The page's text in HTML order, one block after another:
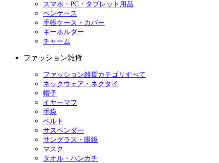
スマホ・PC・タブレット用品
ペンケース
手帳ケース・カバー
キーホルダー
チャーム
ファッション雑貨
ファッション雑貨カテゴリすべて
ネックウェア・ネクタイ
帽子
イヤーマフ
手袋
ベルト
サスペンダー
サングラス・眼鏡
マスク
タオル・ハンカチ